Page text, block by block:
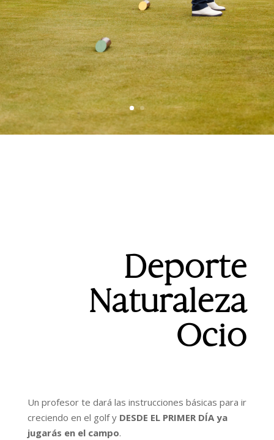
Deporte
Naturaleza
Ocio
Un profesor te dará las instrucciones básicas para ir
creciendo en el golf y DESDE EL PRIMER DÍA ya
jugarás en el campo.